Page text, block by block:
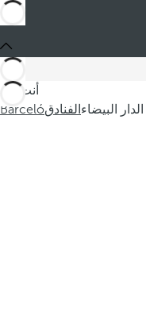
أنت في
Barcelóالفنادق الدار البيضاء